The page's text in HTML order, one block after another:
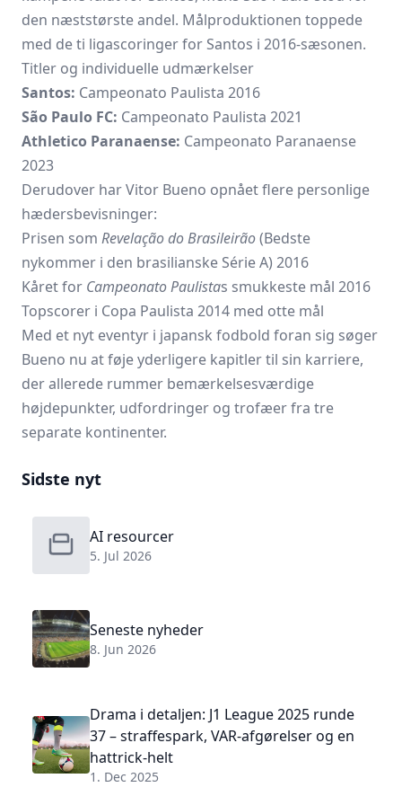
den næststørste andel. Målproduktionen toppede
med de ti ligascoringer for Santos i 2016-sæsonen.
Titler og individuelle udmærkelser
Santos: Campeonato Paulista 2016
São Paulo FC: Campeonato Paulista 2021
Athletico Paranaense: Campeonato Paranaense
2023
Derudover har Vitor Bueno opnået flere personlige
hædersbevisninger:
Prisen som Revelação do Brasileirão(Bedste
nykommer i den brasilianske Série A) 2016
Kåret for Campeonato Paulistas smukkeste mål 2016
Topscorer i Copa Paulista 2014 med otte mål
Med et nyt eventyr i japansk fodbold foran sig søger
Bueno nu at føje yderligere kapitler til sin karriere,
der allerede rummer bemærkelsesværdige
højdepunkter, udfordringer og trofæer fra tre
separate kontinenter.
Sidste nyt
AI resourcer
5. Jul 2026
Seneste nyheder
8. Jun 2026
Drama i detaljen: J1 League 2025 runde
37 – straffespark, VAR-afgørelser og en
hattrick-helt
1. Dec 2025